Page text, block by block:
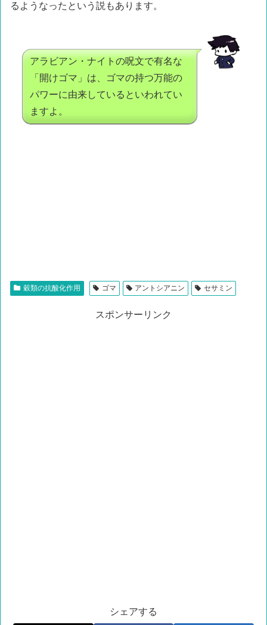
るようなったという説もあります。
アラビアン・ナイトの呪文で有名な
「開けゴマ」は、ゴマの持つ万能の
パワーに由来しているといわれてい
ますよ。
穀類の抗酸化作用 ゴマ アントシアニン セサミン
スポンサーリンク
シェアする